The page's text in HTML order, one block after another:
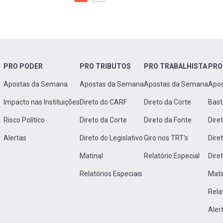
PRO PODER
Apostas da Semana
Impacto nas Instituições
Risco Político
Alertas
PRO TRIBUTOS
Apostas da Semana
Direto do CARF
Direto da Corte
Direto do Legislativo
Matinal
Relatórios Especiais
PRO TRABALHISTA
Apostas da Semana
Direto da Corte
Direto da Fonte
Giro nos TRT's
Relatório Especial